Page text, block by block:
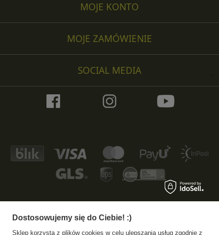
MOJE ZAMÓWIENIE
MOJE KONTO
SOCIAL MEDIA
+48 533 372 997 info@specshop.pl
Dostosowujemy się do Ciebie! :)
Sklep korzysta z plików cookies w celu ulepszania usług zgodnie z